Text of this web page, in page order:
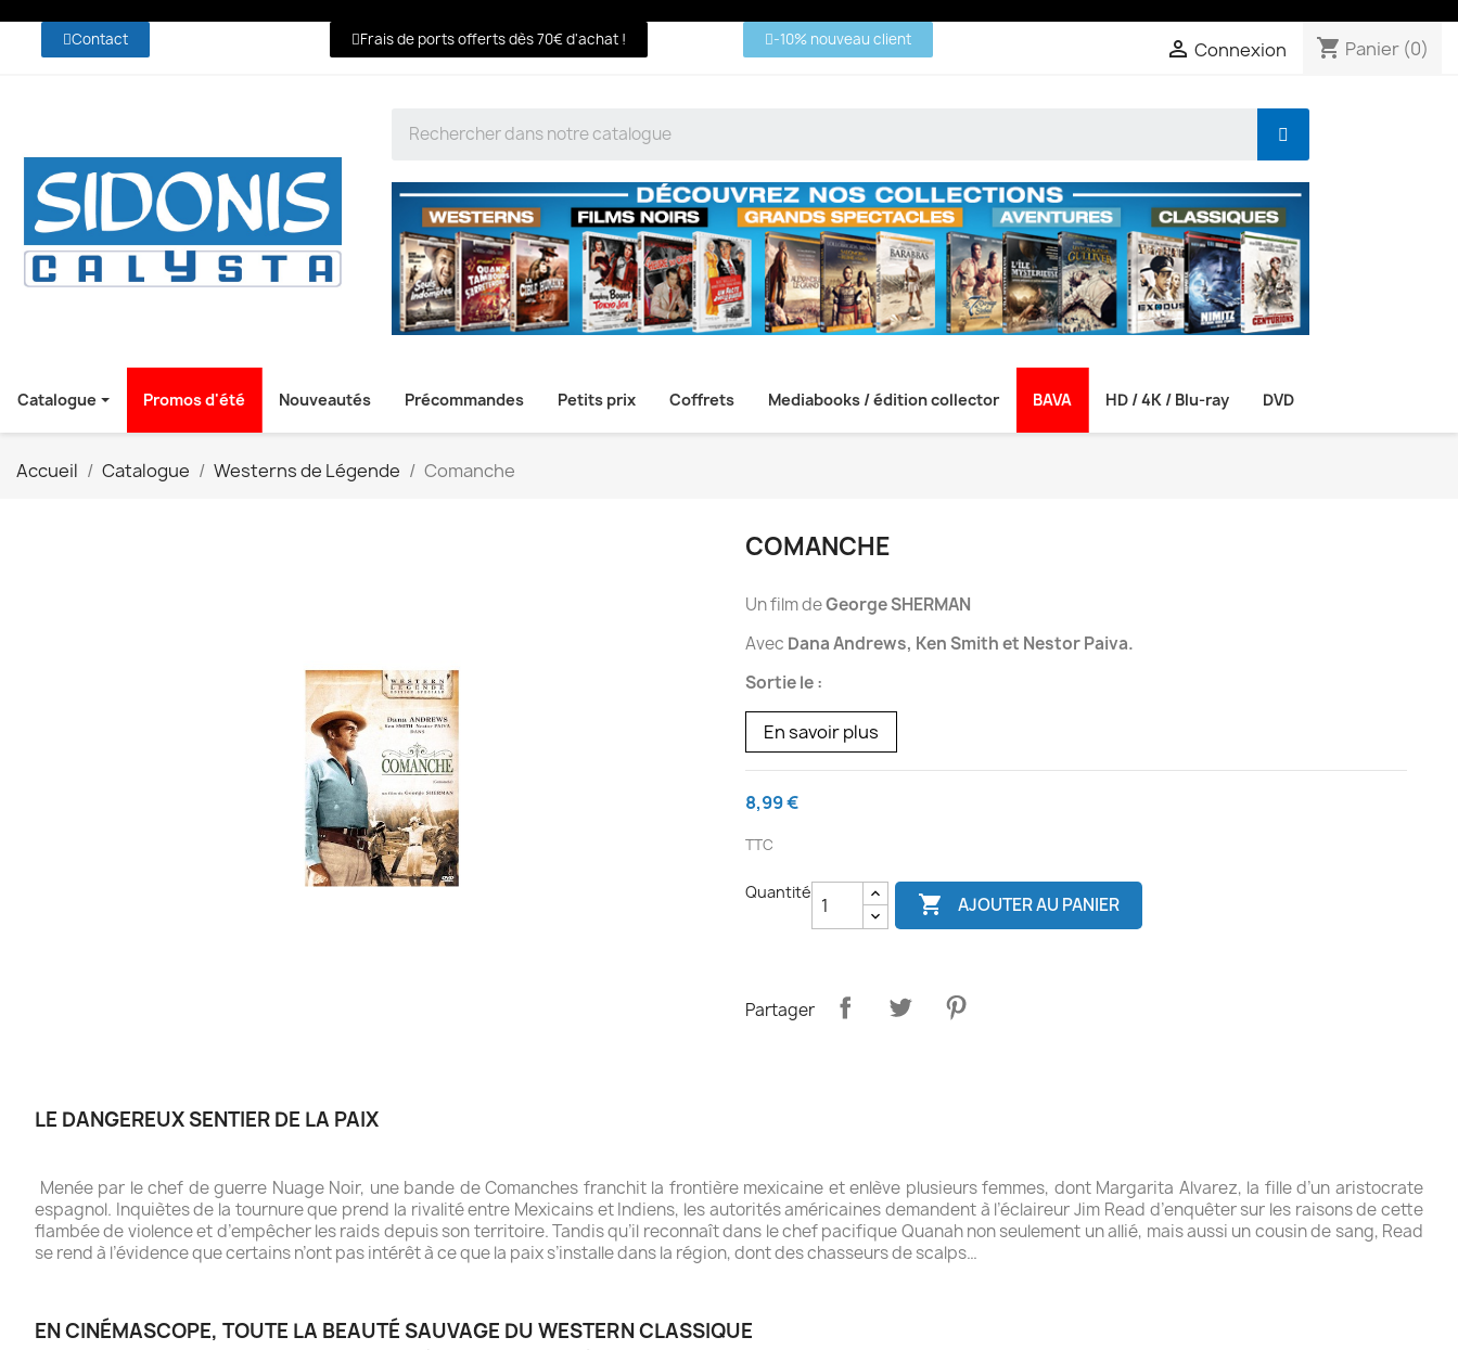
Contact Frais de ports offerts dès 70€ d'achat ! -10% nouveau client  Connexion shopping_cart Panier (0)
Catalogue Promos d'été Nouveautés Précommandes Petits prix Coffrets Mediabooks / édition collector BAVA HD / 4K / Blu-ray DVD
Accueil Catalogue Westerns de Légende Comanche
COMANCHE
Un film deGeorge SHERMAN
Avec Dana Andrews, Ken Smith et Nestor Paiva.
Sortie le :
En savoir plus
8,99 €
TTC
Quantité  AJOUTER AU PANIER
Partager
LE DANGEREUX SENTIER DE LA PAIX
Menée par le chef de guerre Nuage Noir, une bande de Comanches franchit la frontière mexicaine et enlève plusieurs femmes, dont Margarita Alvarez, la fille d’un aristocrate
espagnol. Inquiètes de la tournure que prend la rivalité entre Mexicains et Indiens, les autorités américaines demandent à l’éclaireur Jim Read d’enquêter sur les raisons de cette
flambée de violence et d’empêcher les raids depuis son territoire. Tandis qu’il reconnaît dans le chef pacifique Quanah non seulement un allié, mais aussi un cousin de sang, Read
se rend à l’évidence que certains n’ont pas intérêt à ce que la paix s’installe dans la région, dont des chasseurs de scalps…
EN CINÉMASCOPE, TOUTE LA BEAUTÉ SAUVAGE DU WESTERN CLASSIQUE